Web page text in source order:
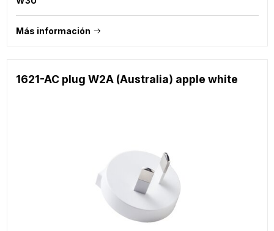
Más información
1621-AC plug W2A (Australia) apple white